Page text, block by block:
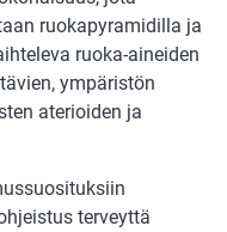
ruokapyramidilla ja
ruoka-aineiden
ympäristön
aterioiden ja
terveyttä